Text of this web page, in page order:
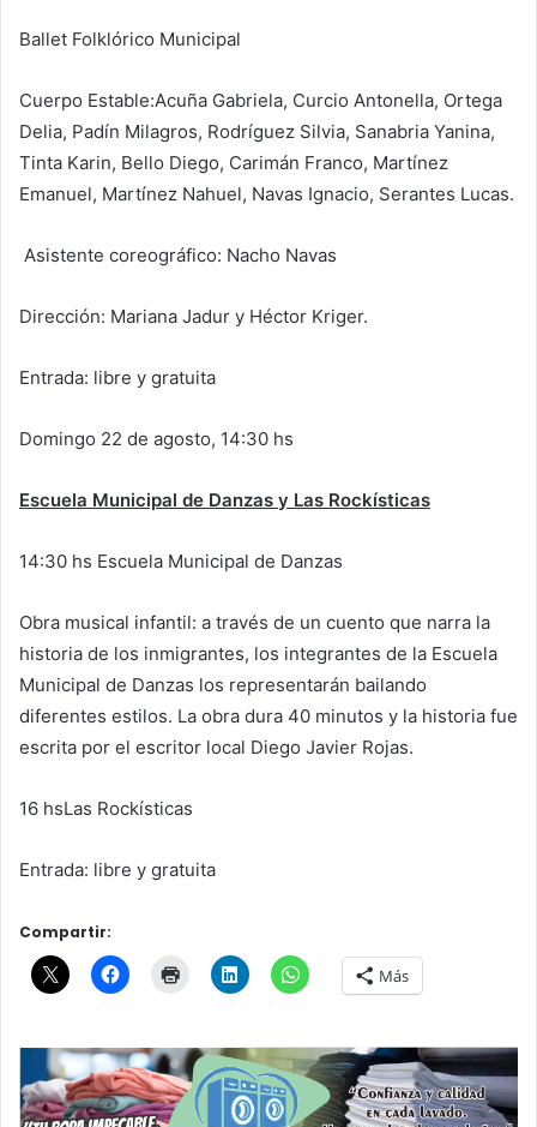
Ballet Folklórico Municipal
Cuerpo Estable:Acuña Gabriela, Curcio Antonella, Ortega
Delia, Padín Milagros, Rodríguez Silvia, Sanabria Yanina,
Tinta Karin, Bello Diego, Carimán Franco, Martínez
Emanuel, Martínez Nahuel, Navas Ignacio, Serantes Lucas.
Asistente coreográfico: Nacho Navas
Dirección: Mariana Jadur y Héctor Kriger.
Entrada: libre y gratuita
Domingo 22 de agosto, 14:30 hs
Escuela Municipal de Danzas y Las Rockísticas
14:30 hs Escuela Municipal de Danzas
Obra musical infantil: a través de un cuento que narra la
historia de los inmigrantes, los integrantes de la Escuela
Municipal de Danzas los representarán bailando
diferentes estilos. La obra dura 40 minutos y la historia fue
escrita por el escritor local Diego Javier Rojas.
16 hsLas Rockísticas
Entrada: libre y gratuita
Compartir:
Más